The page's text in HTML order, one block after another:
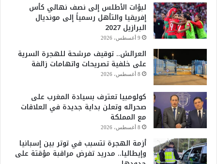
لبؤات الأطلس إلى نصف نهائي كأس
إفريقيا والتأهل رسمياً إلى مونديال
البرازيل 2027
9 أغسطس، 2026
العرائش.. توقيف مرشحة للهجرة السرية
على خلفية تصريحات واتهامات زائفة
8 أغسطس، 2026
كولومبيا تعترف بسيادة المغرب على
صحرائه وتعلن بداية جديدة في العلاقات
مع المملكة
8 أغسطس، 2026
أزمة الهجرة تتسبب في توتر بين إسبانيا
وإيطاليا.. مدريد تفرض مراقبة مؤقتة على